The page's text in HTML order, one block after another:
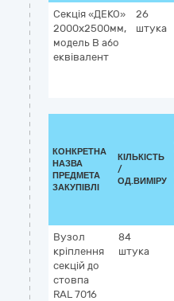
Секція «ДЕКО»
2000х2500мм,
модель В або
еквівалент
26
штука
КОНКРЕТНА
НАЗВА
ПРЕДМЕТА
ЗАКУПІВЛІ
КІЛЬКІСТЬ
/
ОД.ВИМІРУ
Вузол
кріплення
секцій до
стовпа
RAL 7016
84
штука